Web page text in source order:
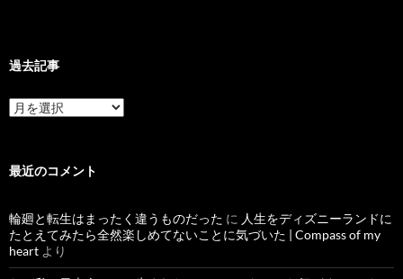
過去記事
過
去
最近のコメント
輪廻と転生はまったく違うものだった に 人生をディズニーランドに
たとえてみたら全然楽しめてないことに気づいた | Compass of my
heart より